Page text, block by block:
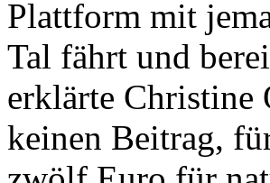
Plattform mit
Tal fährt und
erklärte Christine
keinen Beitrag,